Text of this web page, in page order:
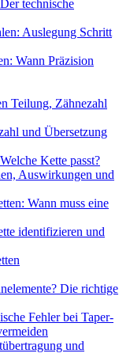
technische
Auslegung Schritt
Wann Präzision
Teilung, Zähnezahl
und Übersetzung
Kette passt?
Auswirkungen und
Wann muss eine
identifizieren und
Die richtige
Fehler bei Taper-
und